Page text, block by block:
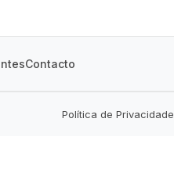
Contacto
Política de Privacidade